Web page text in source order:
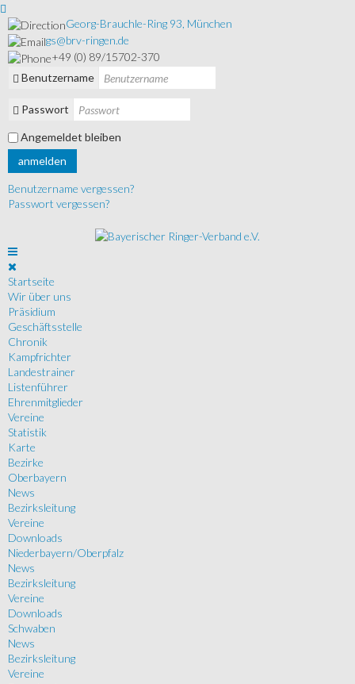
Georg-Brauchle-Ring 93, München
gs@brv-ringen.de
+49 (0) 89/15702-370
Benutzername
Passwort
Angemeldet bleiben
anmelden
Benutzername vergessen?
Passwort vergessen?
Startseite
Wir über uns
Präsidium
Geschäftsstelle
Chronik
Kampfrichter
Landestrainer
Listenführer
Ehrenmitglieder
Vereine
Statistik
Karte
Bezirke
Oberbayern
News
Bezirksleitung
Vereine
Downloads
Niederbayern/Oberpfalz
News
Bezirksleitung
Vereine
Downloads
Schwaben
News
Bezirksleitung
Vereine